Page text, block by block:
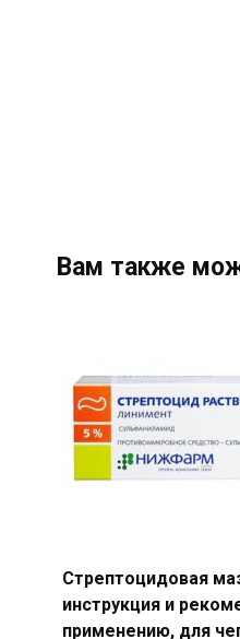
Вам также
Стрептоцидовая
инструкция и
применению, для